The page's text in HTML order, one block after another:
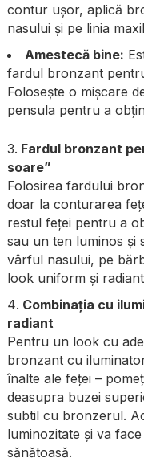
contur ușor, aplică
nasului și pe linia
Amestecă bine:
fardul bronzant
Folosește o mișcare
pensula pentru a
Fardul bronzant
soare”
Folosirea fardului
doar la conturarea
restul feței pentru a
sau un ten luminos și
vârful nasului, pe
look uniform și
Combinația cu
radiant
Pentru un look cu
bronzant cu
înalte ale feței –
deasupra buzei
subtil cu bronzerul.
luminozitate și va
sănătoasă.